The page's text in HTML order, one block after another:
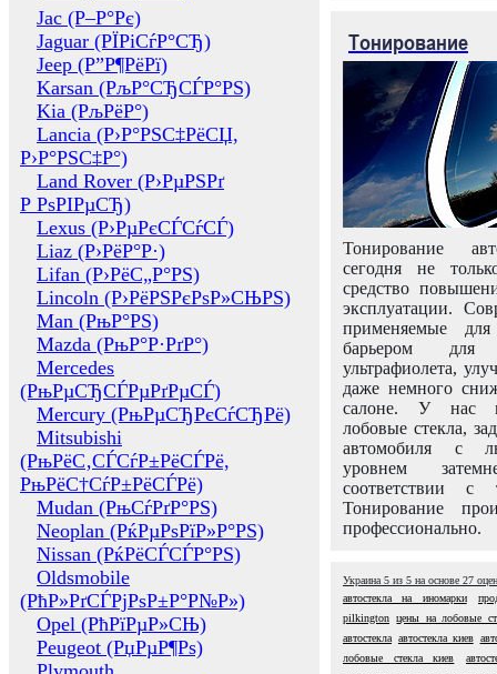
Jac (Р–Р°Рє)
Jaguar (РЇРіСѓР°СЂ)
Jeep (Р”Р¶РёРї)
Karsan (РљР°СЂСЃР°РЅ)
Kia (РљРёР°)
Lancia (Р›Р°РЅС‡РёСЏ,
Р›Р°РЅС‡Р°)
Land Rover (Р›РµРЅРґ
Р РѕРІРµСЂ)
Lexus (Р›РµРєСЃСѓСЃ)
Liaz (Р›РёР°Р·)
Lifan (Р›РёС„Р°РЅ)
Lincoln (Р›РёРЅРєРѕР»СЊРЅ)
Man (РњР°РЅ)
Mazda (РњР°Р·РґР°)
Mercedes
(РњРµСЂСЃРµРґРµСЃ)
Mercury (РњРµСЂРєСѓСЂРё)
Mitsubishi
(РњРёС‚СЃСѓР±РёСЃРё,
РњРёС†СѓР±РёСЃРё)
Mudan (РњСѓРґР°РЅ)
Neoplan (РќРµРѕРїР»Р°РЅ)
Nissan (РќРёСЃСЃР°РЅ)
Oldsmobile
(РћР»РґСЃРјРѕР±Р°Р№Р»)
Opel (РћРїРµР»СЊ)
Peugeot (РџРµР¶Рѕ)
Тонирование
Тонирование
сегодня не
средство
эксплуатации.
применяемые
барьером для
ультрафиолета,
даже немного
салоне. У нас
лобовые стекла,
автомобиля с
уровнем
соответствии с
Тонирование
профессионально.
Украина 5 из 5 на основе 27
автостекла на иномарки
pilkington цены на лобовые
автостекла автостекла киев
лобовые стекла киев